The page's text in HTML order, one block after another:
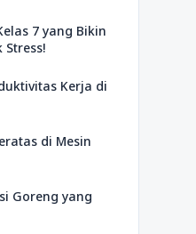
7 yang Bikin
Stress!
Kerja di
di Mesin
Goreng yang